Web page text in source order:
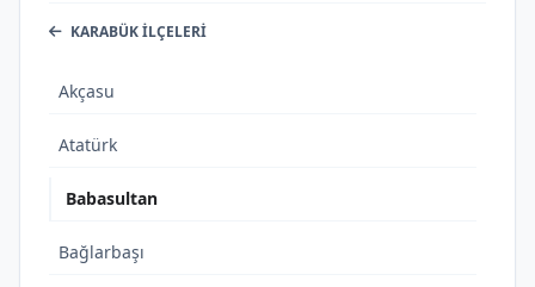
KARABÜK İLÇELERI
Akçasu
Atatürk
Babasultan
Bağlarbaşı